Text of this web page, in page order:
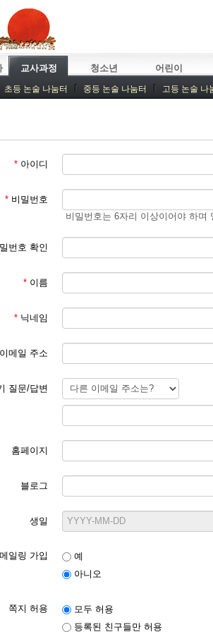
교사과정 청소년 어린이
초등 논술 나눔터 중등 논술 나눔터 고등 논술 나
* 아이디
* 비밀번호
비밀번호는 6자리 이상이어야 하며
번호 확인
* 이름
* 닉네임
이메일 주소
질문/답변
홈페이지
블로그
생일
메일링 가입
예
아니오
쪽지 허용
모두 허용
등록된 친구들만 허용